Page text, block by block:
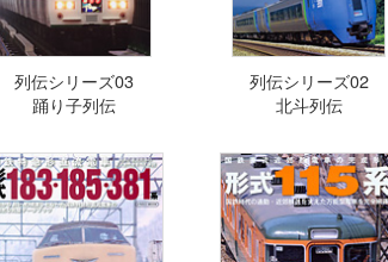
列伝シリーズ03
踊り子列伝
列伝シリーズ02
北斗列伝